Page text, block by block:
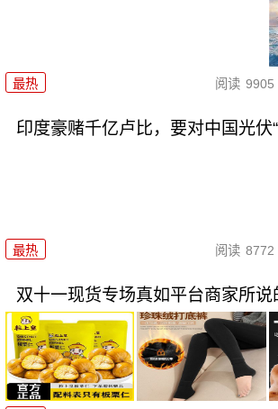
最热 阅读 9905
印度豪赌千亿卢比，要对中国光伏“
最热 阅读 8772
双十一现货专场真如平台商家所说